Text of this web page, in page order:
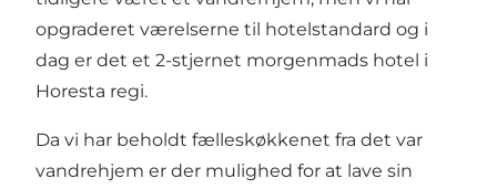
opgraderet værelserne til hotelstandard og i
dag er det et 2-stjernet morgenmads hotel i
Horesta regi.
Da vi har beholdt fælleskøkkenet fra det var
vandrehjem er der mulighed for at lave sin